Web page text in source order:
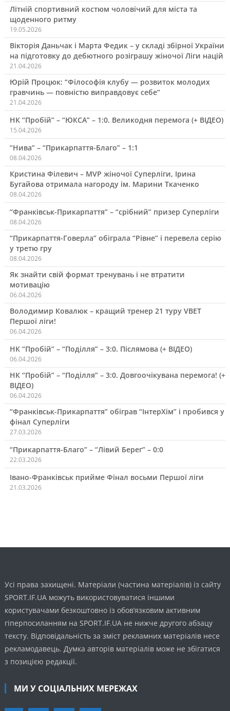
Літній спортивний костюм чоловічий для міста та
щоденного ритму
19.05.2026
Вікторія Даньчак і Марта Федик – у складі збірної України
на підготовку до дебютного розіграшу жіночої Ліги націй
21.04.2026
Юрій Процюк: “Філософія клубу — розвиток молодих
гравчинь — повністю виправдовує себе”
21.04.2026
НК “Пробій” – “ЮКСА” – 1:0. Великодня перемога (+ ВІДЕО)
15.04.2026
“Нива” – “Прикарпаття-Благо” – 1:1
08.04.2026
Кристина Філевич – MVP жіночої Суперліги, Ірина
Бугайова отримала нагороду ім. Марини Ткаченко
08.04.2026
“Франківськ-Прикарпаття” – “срібний” призер Суперліги
08.04.2026
“Прикарпаття-Говерла” обіграла “Рівне” і перевела серію
у третю гру
08.04.2026
Як знайти свій формат тренувань і не втратити
мотивацію
06.04.2026
Володимир Ковалюк – кращий тренер 21 туру VBET
Першої ліги!
06.04.2026
НК “Пробій” – “Поділля” – 3:0. Післямова (+ ВІДЕО)
06.04.2026
НК “Пробій” – “Поділля” – 3:0. Довгоочікувана перемога! (+
ВІДЕО)
06.04.2026
“Франківськ-Прикарпаття” обіграв “ІнтерХім” і пробився у
фінал Суперліги
27.03.2026
“Прикарпаття-Благо” – “Лівий Берег” – 0:0
22.03.2026
Івано-Франківськ прийме Фінал восьми Першої ліги
21.03.2026
Усі права захищені. Матеріали (частина матеріалів) із сайту
SPORT.IF.UA можуть використовуватися іншими
користувачами безкоштовно із обов’язковим активним
гіперпосиланням на SPORT.IF.UA не нижче другого абзацу
тексту. Відповідальність за зміст рекламних матеріалів несе
рекламодавець. Думка авторів матеріалів може не збігатися
з позицією редакції.
МИ У СОЦІАЛЬНИХ МЕРЕЖАХ